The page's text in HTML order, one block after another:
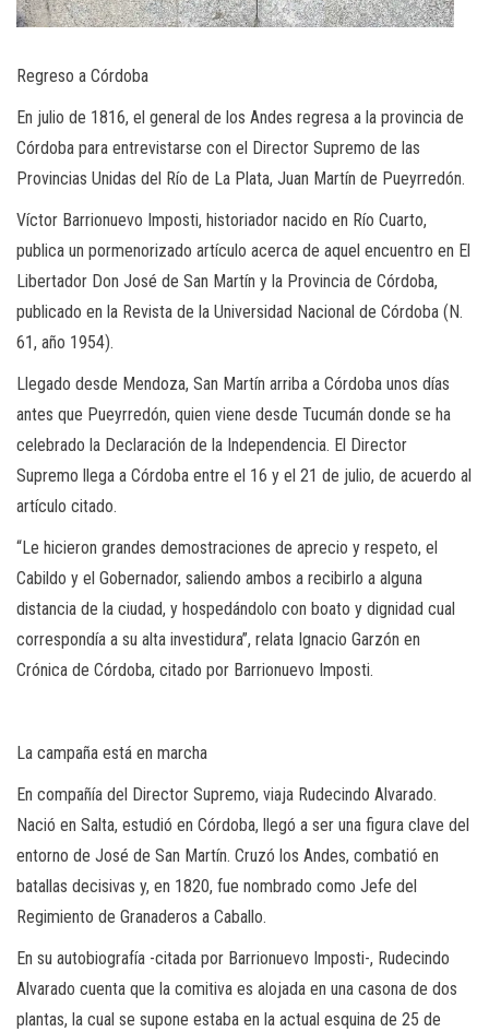
Regreso a Córdoba
En julio de 1816, el general de los Andes regresa a la provincia de
Córdoba para entrevistarse con el Director Supremo de las
Provincias Unidas del Río de La Plata, Juan Martín de Pueyrredón.
Víctor Barrionuevo Imposti, historiador nacido en Río Cuarto,
publica un pormenorizado artículo acerca de aquel encuentro en El
Libertador Don José de San Martín y la Provincia de Córdoba,
publicado en la Revista de la Universidad Nacional de Córdoba (N.
61, año 1954).
Llegado desde Mendoza, San Martín arriba a Córdoba unos días
antes que Pueyrredón, quien viene desde Tucumán donde se ha
celebrado la Declaración de la Independencia. El Director
Supremo llega a Córdoba entre el 16 y el 21 de julio, de acuerdo al
artículo citado.
“Le hicieron grandes demostraciones de aprecio y respeto, el
Cabildo y el Gobernador, saliendo ambos a recibirlo a alguna
distancia de la ciudad, y hospedándolo con boato y dignidad cual
correspondía a su alta investidura”, relata Ignacio Garzón en
Crónica de Córdoba, citado por Barrionuevo Imposti.
La campaña está en marcha
En compañía del Director Supremo, viaja Rudecindo Alvarado.
Nació en Salta, estudió en Córdoba, llegó a ser una figura clave del
entorno de José de San Martín. Cruzó los Andes, combatió en
batallas decisivas y, en 1820, fue nombrado como Jefe del
Regimiento de Granaderos a Caballo.
En su autobiografía -citada por Barrionuevo Imposti-, Rudecindo
Alvarado cuenta que la comitiva es alojada en una casona de dos
plantas, la cual se supone estaba en la actual esquina de 25 de